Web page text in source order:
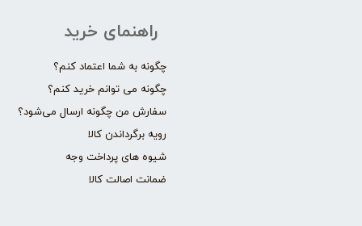
راهنمای خرید
چگونه به شما اعتماد کنم؟
چگونه می توانم خرید کنم؟
سفارش من چگونه ارسال می‌شود؟
رویه برگرداندن کالا
شیوه های پرداخت وجه
ضمانت اصالت کالا